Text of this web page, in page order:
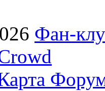
Фан-